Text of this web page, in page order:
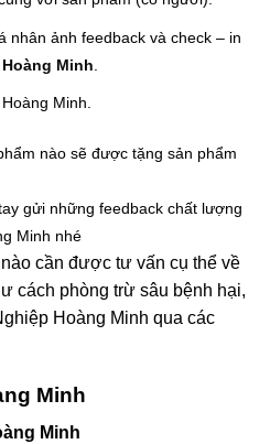
nhân ảnh feedback và check – in
Minh
Minh.
nào sẽ được tặng sản phẩm
gửi những feedback chất lượng
Minh nhé
cần được tư vấn cụ thể về
cách phòng trừ sâu bệnh hại,
Hoàng Minh qua các
Minh
Minh